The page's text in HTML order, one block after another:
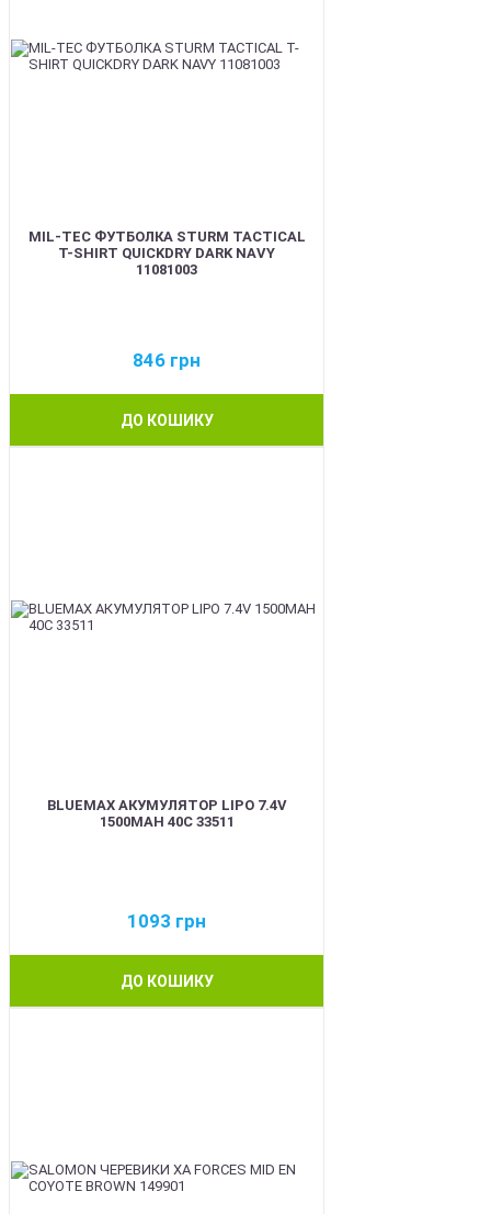
MIL-TEC ФУТБОЛКА STURM TACTICAL
T-SHIRT QUICKDRY DARK NAVY
11081003
846 грн
ДО КОШИКУ
BLUEMAX АКУМУЛЯТОР LIPO 7.4V
1500MAH 40C 33511
1093 грн
ДО КОШИКУ